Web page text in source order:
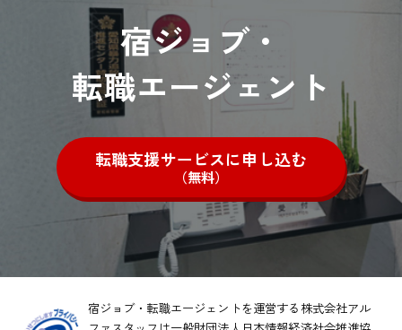
宿ジョブ・
転職エージェント
転職支援サービスに申し込む
（無料）
宿ジョブ・転職エージェントを運営する株式会社アル